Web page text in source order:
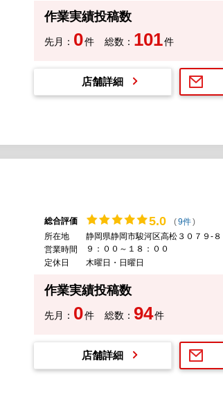
作業実績投稿数
先月： 0件 総数： 101件
店舗詳細
総合評価 5.0 (9件)
所在地
静岡県静岡市駿河区高松３０７９-８
営業時間
９：００～１８：００
定休日
木曜日・日曜日
作業実績投稿数
先月： 0件 総数： 94件
店舗詳細